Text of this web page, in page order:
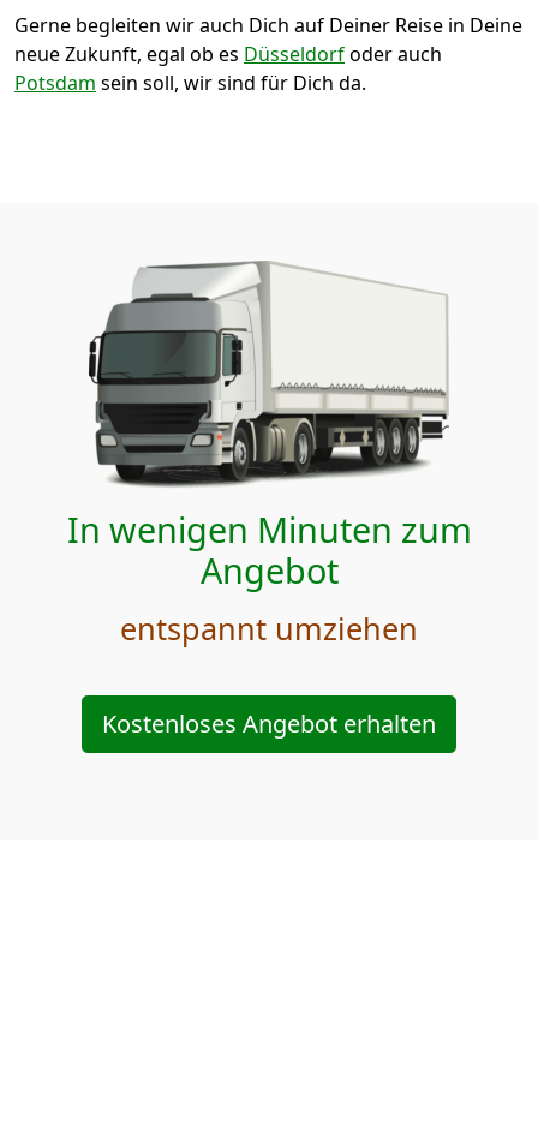
Gerne begleiten wir auch Dich auf Deiner Reise in Deine
neue Zukunft, egal ob es Düsseldorfoder auch
Potsdam sein soll, wir sind für Dich da.
In wenigen Minuten zum
Angebot
entspannt umziehen
Kostenloses Angebot erhalten